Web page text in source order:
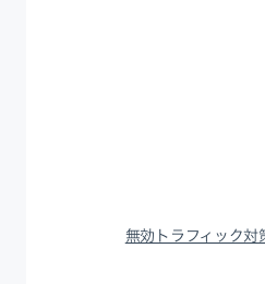
無効トラフィック